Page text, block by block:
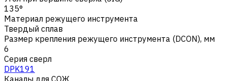
135°
Материал режущего инструмента
Твердый сплав
Размер крепления режущего инструмента (DCON), мм
6
Серия сверл
DPK191
Каналы для СОЖ